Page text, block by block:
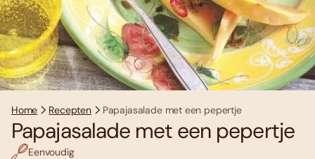
Home Recepten Papajasalade met een pepertje
Papajasalade met een pepertje
Eenvoudig